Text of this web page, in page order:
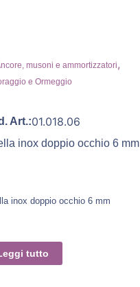
musoni e ammortizzatori,
e Ormeggio
Art.:01.018.06
inox doppio occhio 6 mm
inox doppio occhio 6 mm
tutto